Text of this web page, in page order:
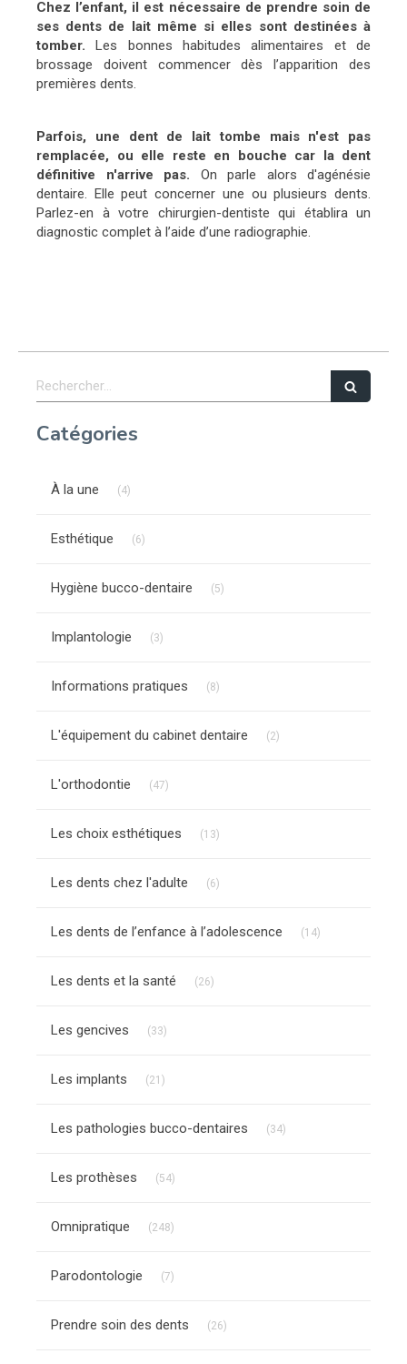
Chez l’enfant, il est nécessaire de prendre soin de
ses dents de lait même si elles sont destinées à
tomber. Les bonnes habitudes alimentaires et de
brossage doivent commencer dès l’apparition des
premières dents.
Parfois, une dent de lait tombe mais n'est pas
remplacée, ou elle reste en bouche car la dent
définitive n'arrive pas. On parle alors d'agénésie
dentaire. Elle peut concerner une ou plusieurs dents.
Parlez-en à votre chirurgien-dentiste qui établira un
diagnostic complet à l’aide d’une radiographie.
Rechercher
Catégories
À la une (4)
Esthétique (6)
Hygiène bucco-dentaire (5)
Implantologie (3)
Informations pratiques (8)
L'équipement du cabinet dentaire (2)
L'orthodontie (47)
Les choix esthétiques (13)
Les dents chez l'adulte (6)
Les dents de l’enfance à l’adolescence (14)
Les dents et la santé (26)
Les gencives (33)
Les implants (21)
Les pathologies bucco-dentaires (34)
Les prothèses (54)
Omnipratique (248)
Parodontologie (7)
Prendre soin des dents (26)